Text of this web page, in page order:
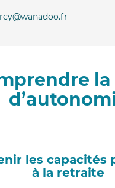
les capacités
à la retraite